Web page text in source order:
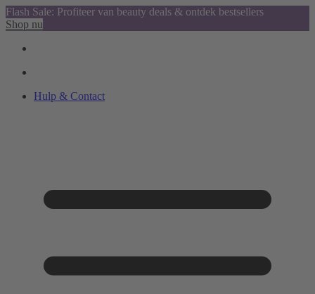
Flash Sale: Profiteer van beauty deals & ontdek bestsellers
Shop nu
Hulp & Contact